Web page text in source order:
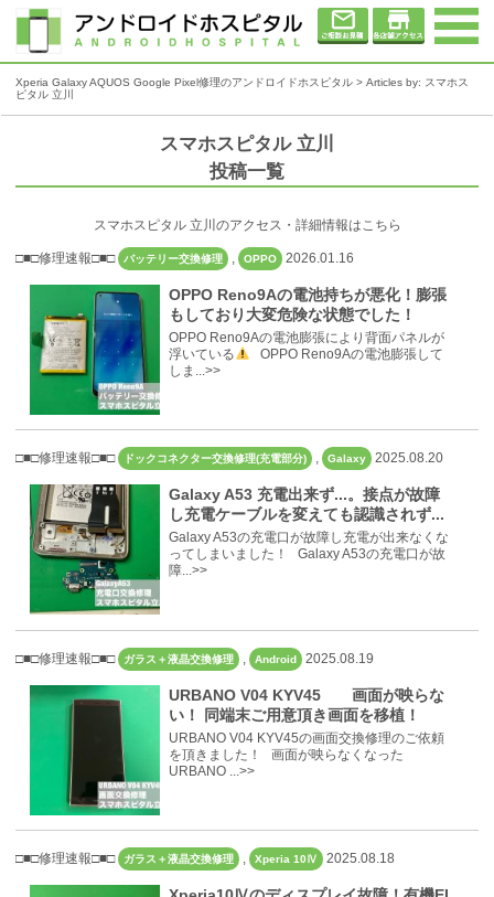
Xperia Galaxy AQUOS Google Pixel修理のアンドロイドホスピタル > Articles by: スマホス
ピタル 立川
スマホスピタル 立川
投稿一覧
スマホスピタル 立川のアクセス・詳細情報はこちら
□■□修理速報□■□ バッテリー交換修理 OPPO 2026.01.16
OPPO Reno9Aの電池持ちが悪化！膨張
もしており大変危険な状態でした！
OPPO Reno9Aの電池膨張により背面パネルが
浮いている
OPPO Reno9Aの電池膨張して
しま...>>
□■□修理速報□■□ ドックコネクター交換修理(充電部分) , Galaxy 2025.08.20
Galaxy A53 充電出来ず...。接点が故障
し充電ケーブルを変えても認識されず...
Galaxy A53の充電口が故障し充電が出来なくな
ってしまいました！ Galaxy A53の充電口が故
障...>>
□■□修理速報□■□ ガラス＋液晶交換修理 Android 2025.08.19
URBANO V04 KYV45 画面が映らな
い！ 同端末ご用意頂き画面を移植！
URBANO V04 KYV45の画面交換修理のご依頼
を頂きました！ 画面が映らなくなった
URBANO ...>>
□■□修理速報□■□ ガラス＋液晶交換修理 , Xperia 10Ⅳ 2025.08.18